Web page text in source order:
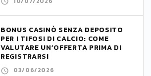
BONUS CASINÒ SENZA DEPOSITO
PER I TIFOSI DI CALCIO: COME
VALUTARE UN’OFFERTA PRIMA DI
REGISTRARSI
03/06/2026